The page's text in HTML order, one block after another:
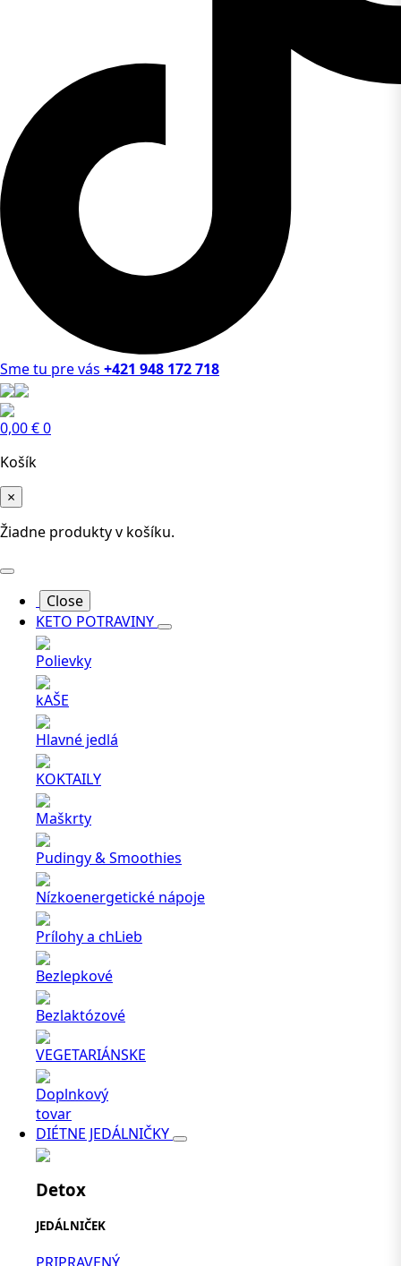
Sme tu pre vás +421 948 172 718
0,00€0
Košík
×
Žiadne produkty v košíku.
Close
KETO POTRAVINY
Polievky
kAŠE
Hlavné jedlá
KOKTAILY
Maškrty
Pudingy & Smoothies
Nízkoenergetické nápoje
Prílohy a chLieb
Bezlepkové
Bezlaktózové
VEGETARIÁNSKE
Doplnkový
tovar
DIÉTNE JEDÁLNIČKY
Detox
JEDÁLNIČEK